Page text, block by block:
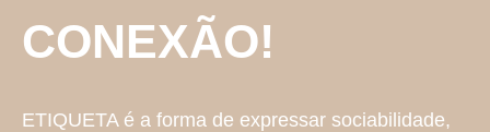
CONEXÃO!
ETIQUETA é a forma de expressar sociabilidade,